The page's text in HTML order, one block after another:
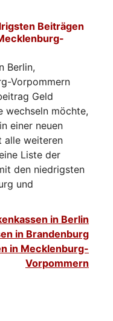
Beiträgen
Berlin,
Vorpommern
Geld
wechseln möchte,
einer neuen
alle weiteren
Liste der
den niedrigsten
und
in Berlin
in Brandenburg
in Mecklenburg-
Vorpommern